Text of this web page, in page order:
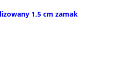
1,5 cm zamak